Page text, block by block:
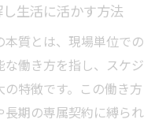
生活に活かす方法
質とは、現場単位での
働き方を指し、スケジ
特徴です。この働き方
期の専属契約に縛られ